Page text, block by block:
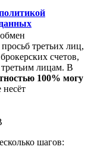
третьих лиц,
счетов,
лицам. В
100% могу
несёт
шагов: